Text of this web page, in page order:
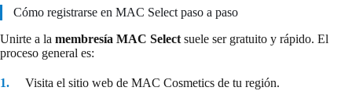
Cómo registrarse en MAC Select paso a paso
Unirte a la membresía MAC Select suele ser gratuito y rápido. El
proceso general es:
Visita el sitio web de MAC Cosmetics de tu región.